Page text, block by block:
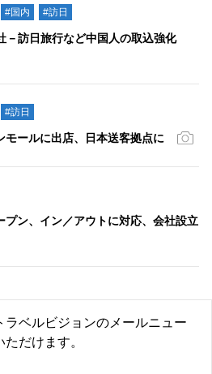
#国内 #訪日
－訪日旅行など中国人の取込強化
#訪日
モールに出店、日本送客拠点に
プン、イン／アウトに対応、会社設立
ラベルビジョンのメールニュー
だけます。